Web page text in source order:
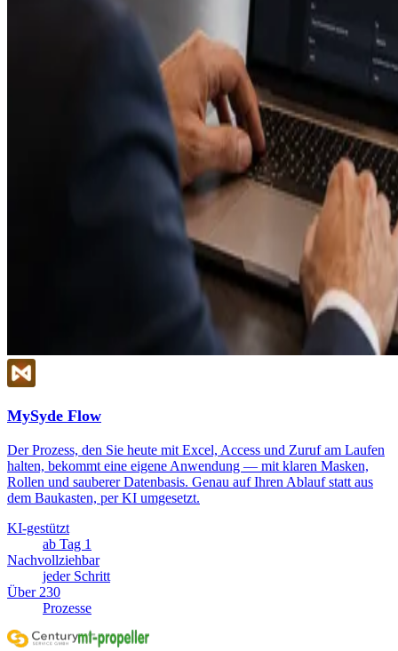
MySyde Flow
Der Prozess, den Sie heute mit Excel, Access und Zuruf am Laufen
halten, bekommt eine eigene Anwendung — mit klaren Masken,
Rollen und sauberer Datenbasis. Genau auf Ihren Ablauf statt aus
dem Baukasten, per KI umgesetzt.
KI-gestützt
ab Tag 1
Nachvollziehbar
jeder Schritt
Über 230
Prozesse